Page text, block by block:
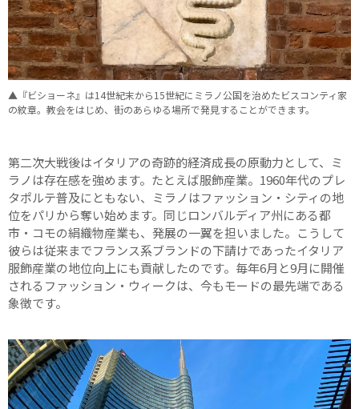
▲『ビショーネ』は14世紀末から15世紀にミラノ公国を治めたビスコンティ家
の紋章。教会をはじめ、街のあらゆる場所で発見することができます。
第二次大戦後はイタリアの奇跡的経済成長の原動力として、ミ
ラノは存在感を強めます。たとえば服飾産業。1960年代のプレ
タポルテ普及にともない、ミラノはファッション・シティの地
位をパリから奪い始めます。同じロンバルディア州にある都
市・コモの絹織物産業も、発展の一翼を担いました。こうして
彼らは従来までフランス系ブランドの下請けであったイタリア
服飾産業の地位向上にも貢献したのです。毎年6月と9月に開催
されるファッション・ウィークは、今もモードの最先端である
象徴です。